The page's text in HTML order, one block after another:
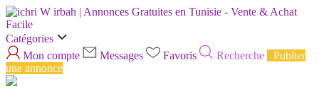
Catégories
Mon compte
Messages Favoris Recherche
Publier
une annonce